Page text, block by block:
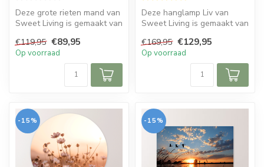
Deze grote rieten mand van
Sweet Living is gemaakt van
€119,95 €89,95
Op voorraad
Deze hanglamp Liv van
Sweet Living is gemaakt van
kleu...
€169,95 €129,95
Op voorraad
-15% -15%